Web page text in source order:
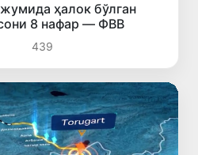
ҳалок бўлган
8 нафар — ФВВ
439